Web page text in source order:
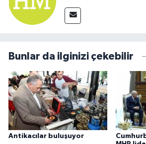
Bunlar da ilginizi çekebilir
Antikacılar buluşuyor